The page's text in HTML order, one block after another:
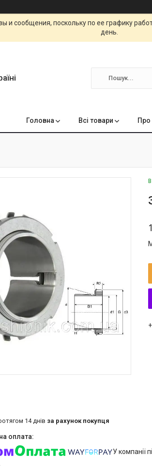
и сообщения, поскольку по ее графику
день.
Головна Всі товари Про
14 днів за рахунок покупця
У компанії